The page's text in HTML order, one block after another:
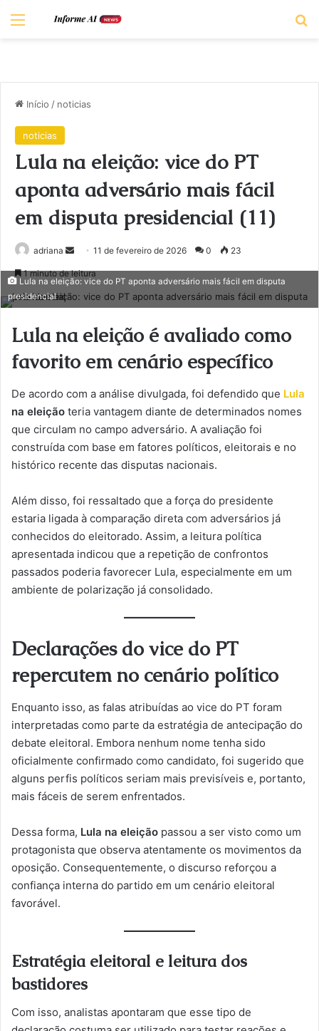
Menu
Início / noticias
noticias
Lula na eleição: vice do PT
aponta adversário mais fácil
em disputa presidencial (11)
adriana
Mande
e-
mail
11 de fevereiro de 2026 0 23
1 minuto de leitura
Lula na eleição: vice do PT aponta adversário mais fácil em disputa
presidencial
Lula na eleição é avaliado como
favorito em cenário específico
De acordo com a análise divulgada, foi defendido que Lula
na eleição teria vantagem diante de determinados nomes
que circulam no campo adversário. A avaliação foi
construída com base em fatores políticos, eleitorais e no
histórico recente das disputas nacionais.
Além disso, foi ressaltado que a força do presidente
estaria ligada à comparação direta com adversários já
conhecidos do eleitorado. Assim, a leitura política
apresentada indicou que a repetição de confrontos
passados poderia favorecer Lula, especialmente em um
ambiente de polarização já consolidado.
Declarações do vice do PT
repercutem no cenário político
Enquanto isso, as falas atribuídas ao vice do PT foram
interpretadas como parte da estratégia de antecipação do
debate eleitoral. Embora nenhum nome tenha sido
oficialmente confirmado como candidato, foi sugerido que
alguns perfis políticos seriam mais previsíveis e, portanto,
mais fáceis de serem enfrentados.
Dessa forma, Lula na eleição passou a ser visto como um
protagonista que observa atentamente os movimentos da
oposição. Consequentemente, o discurso reforçou a
confiança interna do partido em um cenário eleitoral
favorável.
Estratégia eleitoral e leitura dos
bastidores
Com isso, analistas apontaram que esse tipo de